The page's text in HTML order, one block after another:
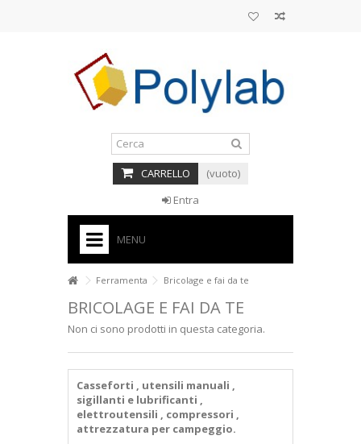
CARRELLO
(vuoto)
Entra
MENU
HOME
BASI PER TORTE CAKE DESIGN
+
LETTERE IN POLISTIROLO
SAGOME EDILIZIA
HOBBISTICA
Ferramenta Bricolage e fai da te
BRICOLAGE E FAI DA TE
Non ci sono prodotti in questa categoria.
Casseforti , utensili manuali ,
sigillanti e lubrificanti ,
elettroutensili , compressori ,
attrezzatura per campeggio.